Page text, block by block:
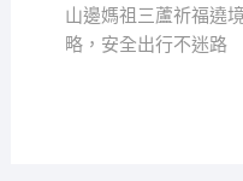
覽 post:
山邊媽祖三蘆祈福遶
略，安全出行不迷路